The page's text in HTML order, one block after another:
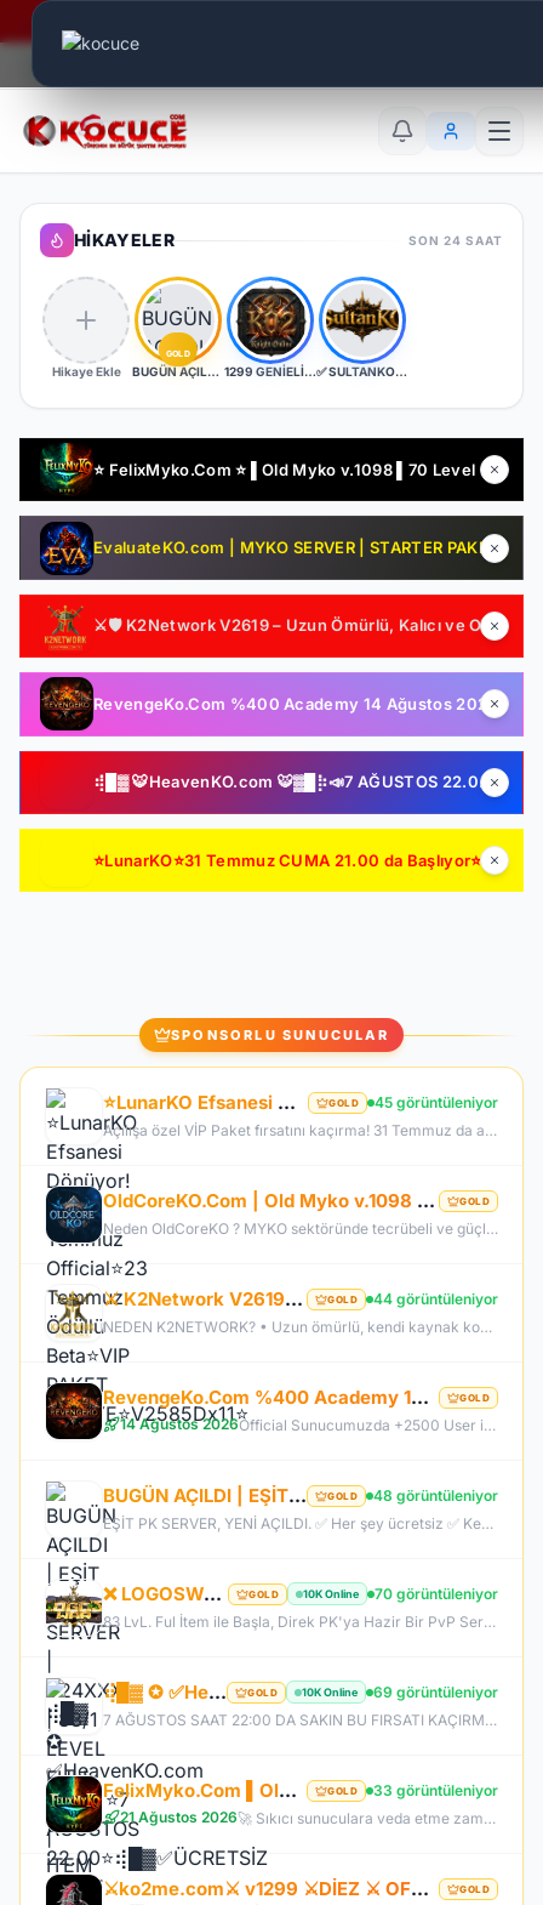
HIKAYELER SON 24 SAAT
Hikaye Ekle
GOLD
BUGÜN AÇILDI | EŞİT PK SERVER | V24XXX | 83/1 LEVEL FULL İTEM | İTEM SATIŞI YOKTUR 1299 GENİELİ SERVER ✅ SULTANKO.COM ✅ Yeni Kayıtlara 2 Gün 500x Drop Bonus! ✅⭐ Pk Farm Server Ücretsiz! ⭐ DELTASOFT⭐
⭐ FelixMyko.Com ⭐ ▌Old Myko v.1098 ▌70 Level CAP ▌Official : 21 Ağustos Cuma 22:00 ▌Starter Paket Bizden !
EvaluateKO.com | MYKO SERVER | STARTER PAKET HEDİYE | 1.000.000 TL Ödül Havuzu | Official : 14 Ağustos 2026 -Cuma 21:00!
⚔️🛡️ K2Network V2619 – Uzun Ömürlü, Kalıcı ve Oyuncu Odaklı Farm Server | Ücretsiz PUS | Auto Upgrade | Şeffaf Sistemler | Gelişmiş Drop & Kutu Yapısı 🛡️⚔️
RevengeKo.Com %400 Academy 14 Ağustos 2026 | v.2585 Light Farm | 1500 TL Değerinde VIP Paket Hediye | GB Değerli / Item Kolay | LIGHT FARM SERVER
⢾█▓ 🐯HeavenKO.com 🐯▓█⡷📣7 AĞUSTOS 22.00 SAKIN KAÇIRMA!📣▓█⡷⢾█▓💥ÜCRETSİZ GENİE LOOT💥▓█⡷🚀AKADEMİ🚀DX11🚀▓█⡷
⭐LunarKO⭐31 Temmuz CUMA 21.00 da Başlıyor⭐ AÇILIŞA ÖZEL VIP PAKET HEDİYE ⭐GENIE & AutoLoot Ücretsiz⭐EN KALİTELİ HARD FARM SERVER⭐
SPONSORLU SUNUCULAR
⭐LunarKO Efsanesi Dönüyor!⭐31 Temmuz Official⭐23 Temmuz Ödüllü Beta⭐VIP PAKET HEDİYE⭐V2585Dx11⭐ GOLD
45 görüntüleniyor
Açılışa özel VİP Paket fırsatını kaçırma! 31 Temmuz da aramıza katıl , unutamayacağın bir deneyim senin olsun!
OldCoreKO.Com | Old Myko v.1098 | Starter + Yan Pus Ücretsiz | Academy : 17 Temmuz 2026 -Cuma 21:00! GOLD
Neden OldCoreKO ? MYKO sektöründe tecrübeli ve güçlü yönetim Oyuncu geri bildirimlerine önem veren şeffaf yapı Play to Win odaklı sistem anlayışı Dengeli ekonomi ve sürdürülebilir oyun yapısı Uzun soluklu, plansız kapanma riski olmayan sunucu vizyonu Deneyimli yönetim ekibimizin rehberliğinde, uzun soluklu ve unutulmaz bir maceraya hazır olun. OldCoreKO; heyecan dolu bir ortam, PK temposunun hiç durmadığı ve MYKO’nun özünü sonuna kadar yaşayabileceğiniz eşsiz bir atmosfer.
⚔️ K2Network V2619 – Yeni Nesil Farm Dönemi! | Ücretsiz PUS | +30 Rebirth | Auto Upgrade | 7/24 Farm GOLD
44 görüntüleniyor
NEDEN K2NETWORK? • Uzun ömürlü, kendi kaynak koduna sahip gerçek bir proje – hazır dosya alıp 1 haftada patlayan server değil. • %100 farm mantığı – KC/TL zorunluluğu yok, her şey oynayarak kazanılabilir. • Upgrade sınırı yok! – +30 Rebirthe kadar ilerleyen, +5’e kadar basılan takılar! • Tamamen ücretsiz PUS, paranızı sevdiklerinize ve ailenize ayırabilirsiniz! • Upgrade oranları şeffaf – % kaç ihtimalle bastığını ekranda net görüyorsun. • Auto Upgrade sistemi oyuna direkt entegre
RevengeKo.Com %400 Academy 14 Ağustos 2026 | v.2585 Light Farm | 1500 TL Değerinde VIP Paket Hediye GOLD
14 Ağustos 2026 Official Sunucumuzda +2500 User ile sorunsuz bir şekilde sunucumuzu aktif ettik. Aktif edilen sunucumuza geç kalmış veya başlayamayan oyuncularımız için 2. Akademi Sunucumuz 14 Ağustos Cuma günü Aktif Edilecektir. %400 DROP , %400 EXP , %400 Coins Drobu olarak sunucu 14 ağustosda academy olarak aktif edilecektir. Sunucumuz 1 Lv aktif edilmesine rağmen oyuncularımızın geri kalmaması için Akademi sunucumuz 83 Lv Başlangıç Full Skill olarak aktif edilecektir.
BUGÜN AÇILDI | EŞİT PK SERVER | V24XXX | 83/1 LEVEL FULL İTEM | İTEM SATIŞI YOKTUR GOLD
48 görüntüleniyor
EŞİT PK SERVER, YENİ AÇILDI. ✅ Her şey ücretsiz ✅ Kesinlikle item satışı yok ✅ Herkes eşit şartlarda başlayacak ✅ JR, BDW, Chaos ve savaş etkinlikleri aktif ✅ Kalabalık ve rekabetçi PK ortamı Bu cumartesi saat 21:00’da yeniden bizimle olun. Arkadaşlarınızı da davet edin, hep birlikte daha güçlü ve daha kalabalık bir başlangıç yapalım! Desteğiniz ve anlayışınız için teşekkür ederiz.
❌ LOGOSWAR.COM ❌ [ 83/1 ] PK SERVER ▌FULL ITEM BAŞLANGIÇ ▌Adım Atamayacağın Kadar Kalabalık GOLD 10K Online
70 görüntüleniyor
83 LvL. Ful İtem ile Başla, Direk PK'ya Hazir Bir PvP Server, Full Pus'da Hediye, 10.000 Oyuncu Kitlesi ile Türkiye'nin En Kalabalık PK Serveri, Sizlerde Hemen Yerinizi Alın.
⢾█▓ ✪ ✅HeavenKO.com ✅▓█⡷⭐7 AĞUSTOS 22.00⭐⢾█▓✅ÜCRETSİZ GENİE LOOT✅▓█⡷⭐AKADEMİ⭐DX11 GOLD 10K Online
69 görüntüleniyor
7 AĞUSTOS SAAT 22:00 DA SAKIN BU FIRSATI KAÇIRMA! BİZİMLE YOLA ÇIKAN HERKES BUGÜN İPTAL! BİZ İSE 6.AYIMIZI DEVİRDİK, İLK GÜNKİ GİBİ GEÇ KALMAYACAĞIN TEK SİSTEM!
FelixMyko.Com ▌Old Myko v.1098 ▌70 Level CAP ▌Official : 21 Ağustos Cuma 22:00 ▌Starter Paket Bizden GOLD
33 görüntüleniyor
21 Ağustos 2026
🚀 Sıkıcı sunuculara veda etme zamanı geldi! ⭐ Parlayan yıldız: FelixMyko! 💰 Sürekli kazandıran yapısı, bitmek bilmeyen Farm ve PK heyecanıyla eski MyKO ruhunu yeniden yaşamaya hazır ol! 📅 Açılış: 21 Ağustos Cuma – 🕙 22:00 🌐 Adres: FelixMyko.com 🎁 2.000 TL bakiye değerinde Starter Paket HEDİYE! 🔑 Starter Paket Kodu: 99998888777766665555 🌐 Panel: https://www.felixmyko.com 👉 Discord: http://discord.gg/MYACS 🟢 WhatsApp: https://wp.felixmyko.com ⚔️ Eski günlerin efsane savaşlarını, dostluk
⚔️ko2me.com⚔️ v1299 ⚔️DİEZ ⚔️ OFFİCAL 17.07.2026⚔️ JAPKO DRAKİ SERVER GOLD